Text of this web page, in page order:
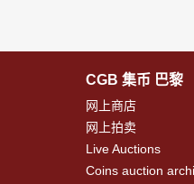
CGB 集币 巴黎
网上商店
网上拍卖
Live Auctions
Coins auction